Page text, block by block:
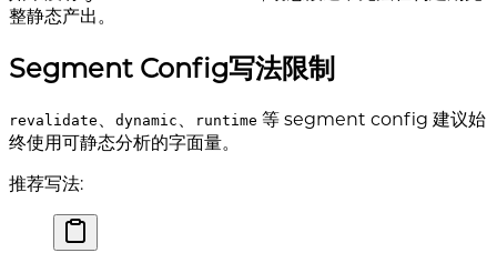
整静态产出。
Segment Config写法限制
revalidate dynamic runtime 等 segment config 建议始
终使用可静态分析的字面量。
推荐写法: